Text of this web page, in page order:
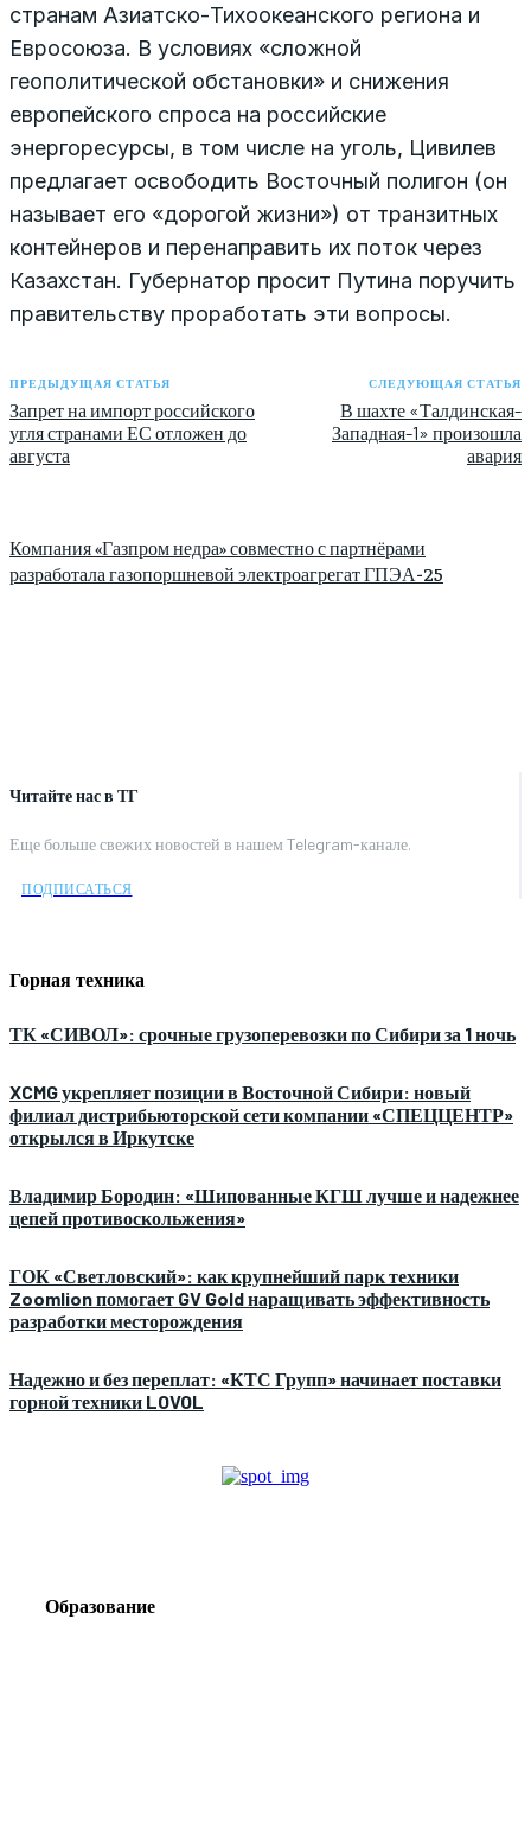
Читайте нас в ТГ
Еще больше свежих новостей в нашем Telegram-канале.
ПОДПИСАТЬСЯ
Горная техника
ТК «СИВОЛ»: срочные грузоперевозки по Сибири за 1 ночь
XCMG укрепляет позиции в Восточной Сибири: новый
филиал дистрибьюторской сети компании «СПЕЦЦЕНТР»
открылся в Иркутске
Владимир Бородин: «Шипованные КГШ лучше и надежнее
цепей противоскольжения»
ГОК «Светловский»: как крупнейший парк техники
Zoomlion помогает GV Gold наращивать эффективность
разработки месторождения
Надежно и без переплат: «КТС Групп» начинает поставки
горной техники LOVOL
Образование
странам Азиатско-Тихоокеанского региона и
Евросоюза. В условиях «сложной
геополитической обстановки» и снижения
европейского спроса на российские
энергоресурсы, в том числе на уголь, Цивилев
предлагает освободить Восточный полигон (он
называет его «дорогой жизни») от транзитных
контейнеров и перенаправить их поток через
Казахстан. Губернатор просит Путина поручить
правительству проработать эти вопросы.
ПРЕДЫДУЩАЯ СТАТЬЯ
Запрет на импорт российского
угля странами ЕС отложен до
августа
СЛЕДУЮЩАЯ СТАТЬЯ
В шахте «Талдинская-
Западная-1» произошла
авария
Компания «Газпром недра» совместно с партнёрами
разработала газопоршневой электроагрегат ГПЭА-25